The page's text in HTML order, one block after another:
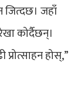
जित्दछ। जहाँ
कोर्दैछन्।
होस्,”